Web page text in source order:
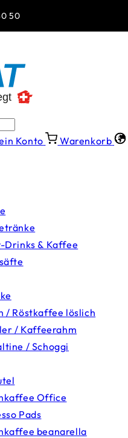
50
Konto Warenkorb
Drinks & Kaffee
/ Röstkaffee löslich
/ Kaffeerahm
/ Schoggi
Office
Pads
beanarella